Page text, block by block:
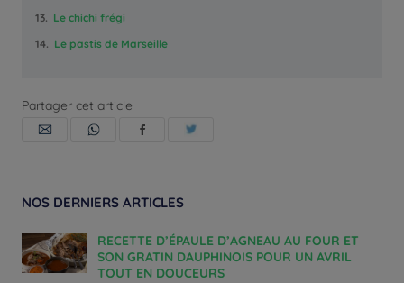
13. Le chichi frégi
14. Le pastis de Marseille
Partager cet article
NOS DERNIERS ARTICLES
RECETTE D’ÉPAULE D’AGNEAU AU FOUR ET
SON GRATIN DAUPHINOIS POUR UN AVRIL
TOUT EN DOUCEURS